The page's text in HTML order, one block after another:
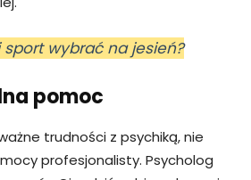
sport wybrać na jesień?
pomoc
trudności z psychiką, nie
profesjonalisty. Psycholog